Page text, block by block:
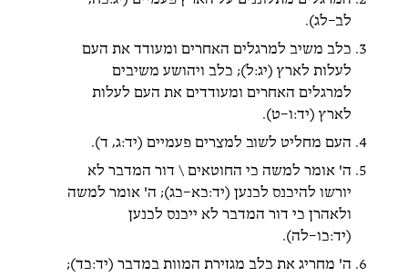
לב–לג).
כלב משיב למרגלים האחרים ומעודד את העם
לעלות לארץ (יג:ל); כלב ויהושע משיבים
למרגלים האחרים ומעודדים את העם לעלות
לארץ (יד:ו–ט).
העם מחליט לשוב למצרים פעמיים (יד:ג, ד).
ה' אומר למשה כי החוטאים \ דור המדבר לא
יורשו להיכנס לכנען (יד:כא–כג); ה' אומר למשה
ולאהרן כי דור המדבר לא ייכנס לכנען
(יד:כו–לה).
ה' מחריג את כלב מגזירת המוות במדבר (יד:כד);